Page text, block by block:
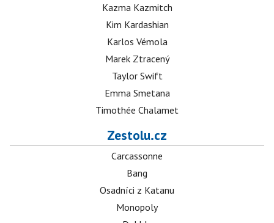
Kazma Kazmitch
Kim Kardashian
Karlos Vémola
Marek Ztracený
Taylor Swift
Emma Smetana
Timothée Chalamet
Zestolu.cz
Carcassonne
Bang
Osadníci z Katanu
Monopoly